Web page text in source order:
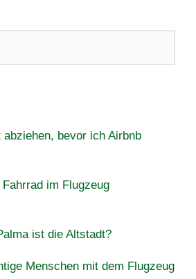
bevor ich Airbnb
im Flugzeug
ist die Altstadt?
Menschen mit dem Flugzeug